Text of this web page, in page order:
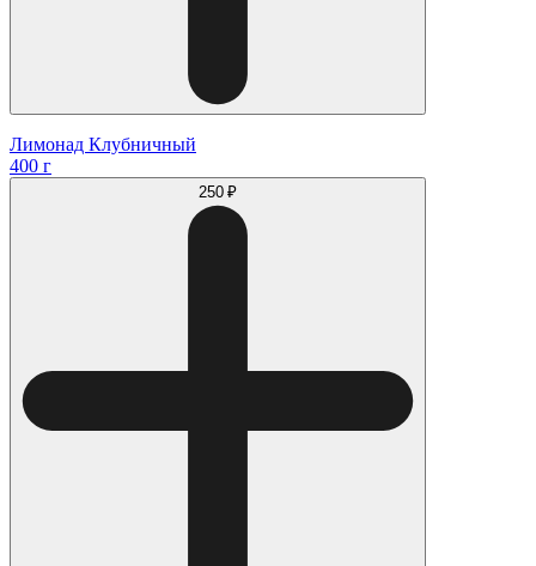
Лимонад Клубничный
400 г
250 ₽